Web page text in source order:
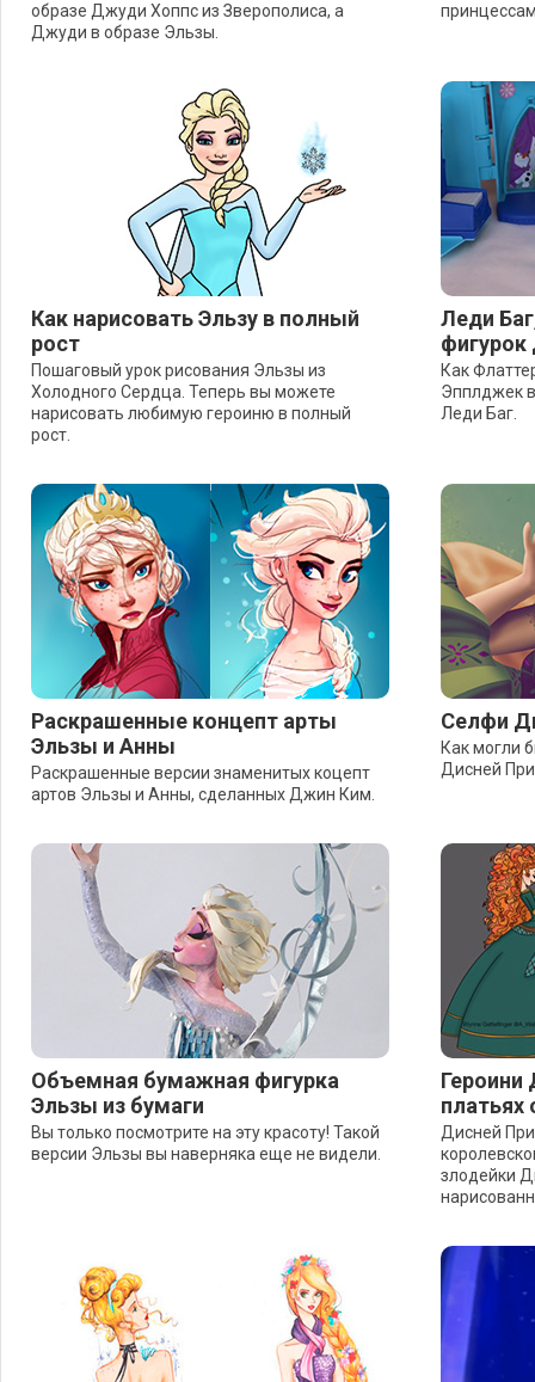
образе Джуди Хоппс из Зверополиса, а
Джуди в образе Эльзы.
Как нарисовать Эльзу в полный
рост
Пошаговый урок рисования Эльзы из
Холодного Сердца. Теперь вы можете
нарисовать любимую героиню в полный
рост.
Леди
фигурок
Как
Эпплджек
Леди Баг.
Раскрашенные концепт арты
Эльзы и Анны
Раскрашенные версии знаменитых коцепт
артов Эльзы и Анны, сделанных Джин Ким.
Селфи
Как могли
Дисней
Объемная бумажная фигурка
Эльзы из бумаги
Вы только посмотрите на эту красоту! Такой
версии Эльзы вы наверняка еще не видели.
Героини
платьях
Дисней
злодейки